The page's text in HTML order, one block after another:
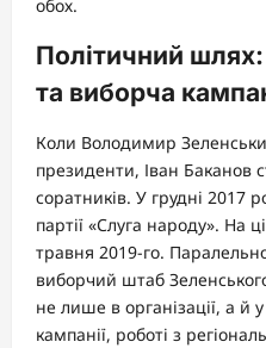
обох.
Політичний
та виборча
Коли Володимир
президенти, Іван Баканов
соратників. У грудні 2017
партії «Слуга народу». На
травня 2019-го.
виборчий штаб
не лише в організації, а й
кампанії, роботі з